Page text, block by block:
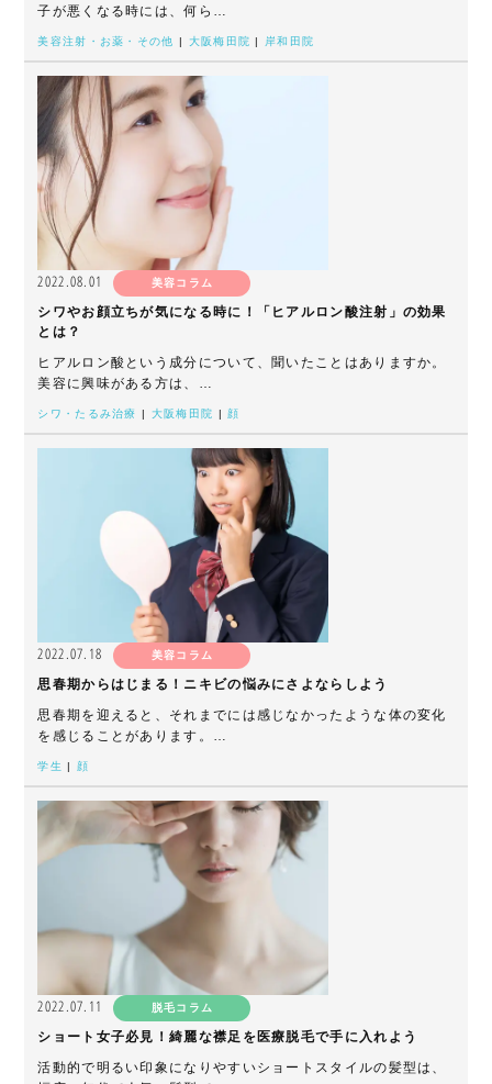
子が悪くなる時には、何ら…
美容注射・お薬・その他 大阪梅田院 岸和田院
2022.08.01 美容コラム
シワやお顔立ちが気になる時に！「ヒアルロン酸注射」の効果
とは？
ヒアルロン酸という成分について、聞いたことはありますか。
美容に興味がある方は、…
シワ・たるみ治療 大阪梅田院 |顔
2022.07.18 美容コラム
思春期からはじまる！ニキビの悩みにさよならしよう
思春期を迎えると、それまでには感じなかったような体の変化
を感じることがあります。…
学生 顔
2022.07.11 脱毛コラム
ショート女子必見！綺麗な襟足を医療脱毛で手に入れよう
活動的で明るい印象になりやすいショートスタイルの髪型は、